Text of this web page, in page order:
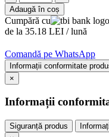
Adaugă în coș
Cumpără cu
de la 35.18 LEI / lună
Comandă pe WhatsApp
Informații conformitate
×
Informații
Siguranță produs